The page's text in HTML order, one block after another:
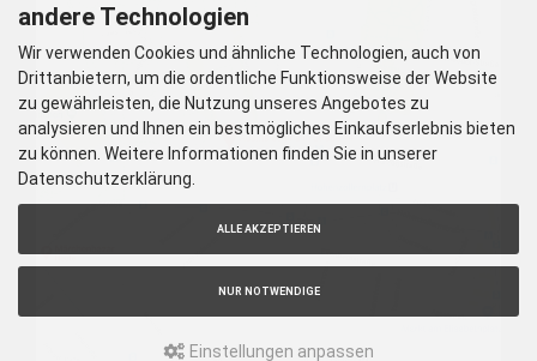
andere Technologien
Wir verwenden Cookies und ähnliche Technologien, auch von
Drittanbietern, um die ordentliche Funktionsweise der Website
zu gewährleisten, die Nutzung unseres Angebotes zu
analysieren und Ihnen ein bestmögliches Einkaufserlebnis bieten
zu können. Weitere Informationen finden Sie in unserer
Datenschutzerklärung.
ALLE AKZEPTIEREN
NUR NOTWENDIGE
Einstellungen anpassen